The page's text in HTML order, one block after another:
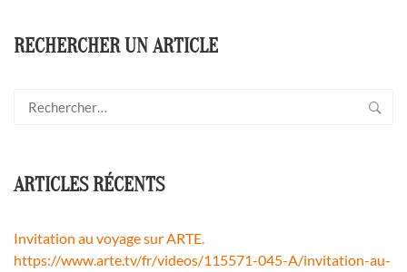
RECHERCHER UN ARTICLE
Rechercher :
ARTICLES RÉCENTS
Invitation au voyage sur ARTE.
https://www.arte.tv/fr/videos/115571-045-A/invitation-au-